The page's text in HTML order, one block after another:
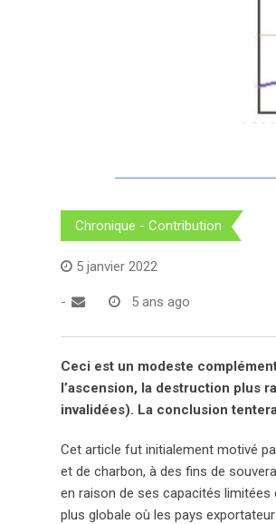
Chronique - Contribution
5 janvier 2022
- 5 ans ago
Ceci est un modeste
l’ascension, la destruction plus
invalidées). La conclusion
Cet article fut initialement motivé
et de charbon, à des fins de
en raison de ses capacités limitées
plus globale où les pays